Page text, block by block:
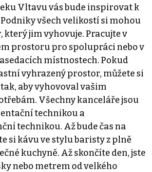
Vltavu vás bude inspirovat k
všech velikostí si mohou
který jim vyhovuje. Pracujte v
prostoru pro spolupráci nebo v
místnostech. Pokud
vyhrazený prostor, můžete si
aby vyhovoval vašim
Všechny kanceláře jsou
technikou a
technikou. Až bude čas na
si kávu ve stylu baristy z plně
kuchyně. Až skončíte den, jste
nebo metrem od velkého